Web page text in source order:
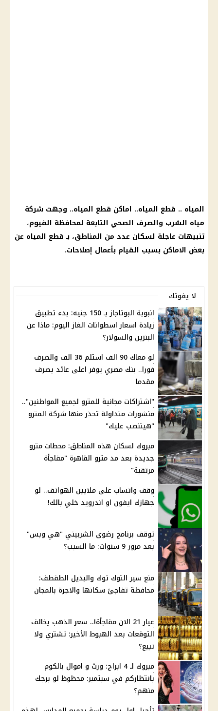
المياه .. قطع المياه.. اماكن قطع المياه.. وجهت شركة
مياه الشرب والصرف الصحي التابعة لمحافظة الفيوم،
تنبيهات عاجلة لسكان عدد من المناطق، بـ قطع المياه عن
بعض الاماكن بسبب القيام بأعمال إصلاحات.
لا يفوتك
انبوبة البوتاجاز بـ 150 جنيه: بدء تطبيق
زيادة اسعار اسطوانات الغاز اليوم: ماذا عن
البنزين والسولار؟
لو معاك 90 الف استلم 36 الف والصرف
فورا.. بنك مصري يوفر اعلى عائد يصرف
مقدما
"اشتراكات مجانية للمترو لجميع المواطنين"..
منشورات متداولة تحذر منها شركة المترو
"هيتنصب عليك"
مبروك لسكان هذه المناطق: محطات مترو
جديدة بعد مد مترو القاهرة "مفاجأة
مرتقبة"
وقف واتساب على ملايين الهواتف.. لو
جهازك ايفون او اندرويد خلي بالك!
توقف برنامج رضوى الشربيني "هي وبس"
بعد مرور 9 سنوات: ما السبب؟
منع سير التوك توك والبديل الطفطف:
محافظة تفاجئ سكانها والاجرة بالمجان
عيار 21 الان مفاجأة!.. سعر الذهب يخالف
التوقعات بعد الهبوط الأخير: تشتري ولا
تبيع؟
مبروك لـ 4 ابراج: ورث و اموال بالكوم
بانتظاركم في سبتمبر: محظوظ لو برجك
منهم؟